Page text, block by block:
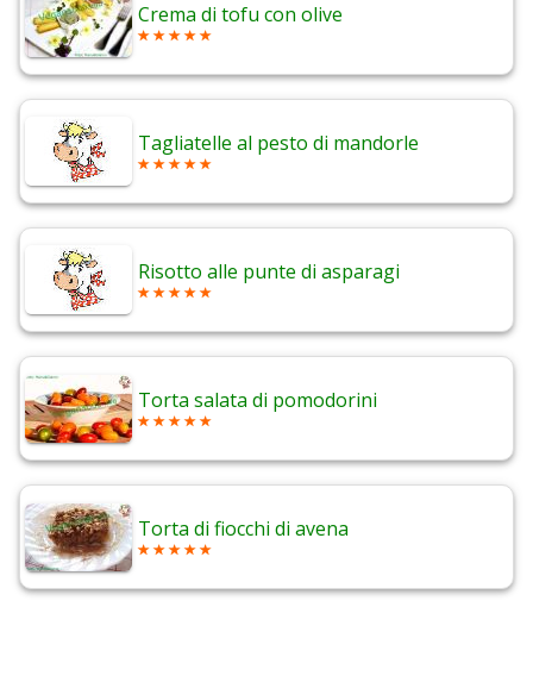
Crema di tofu con olive
Tagliatelle al pesto di mandorle
Risotto alle punte di asparagi
Torta salata di pomodorini
Torta di fiocchi di avena